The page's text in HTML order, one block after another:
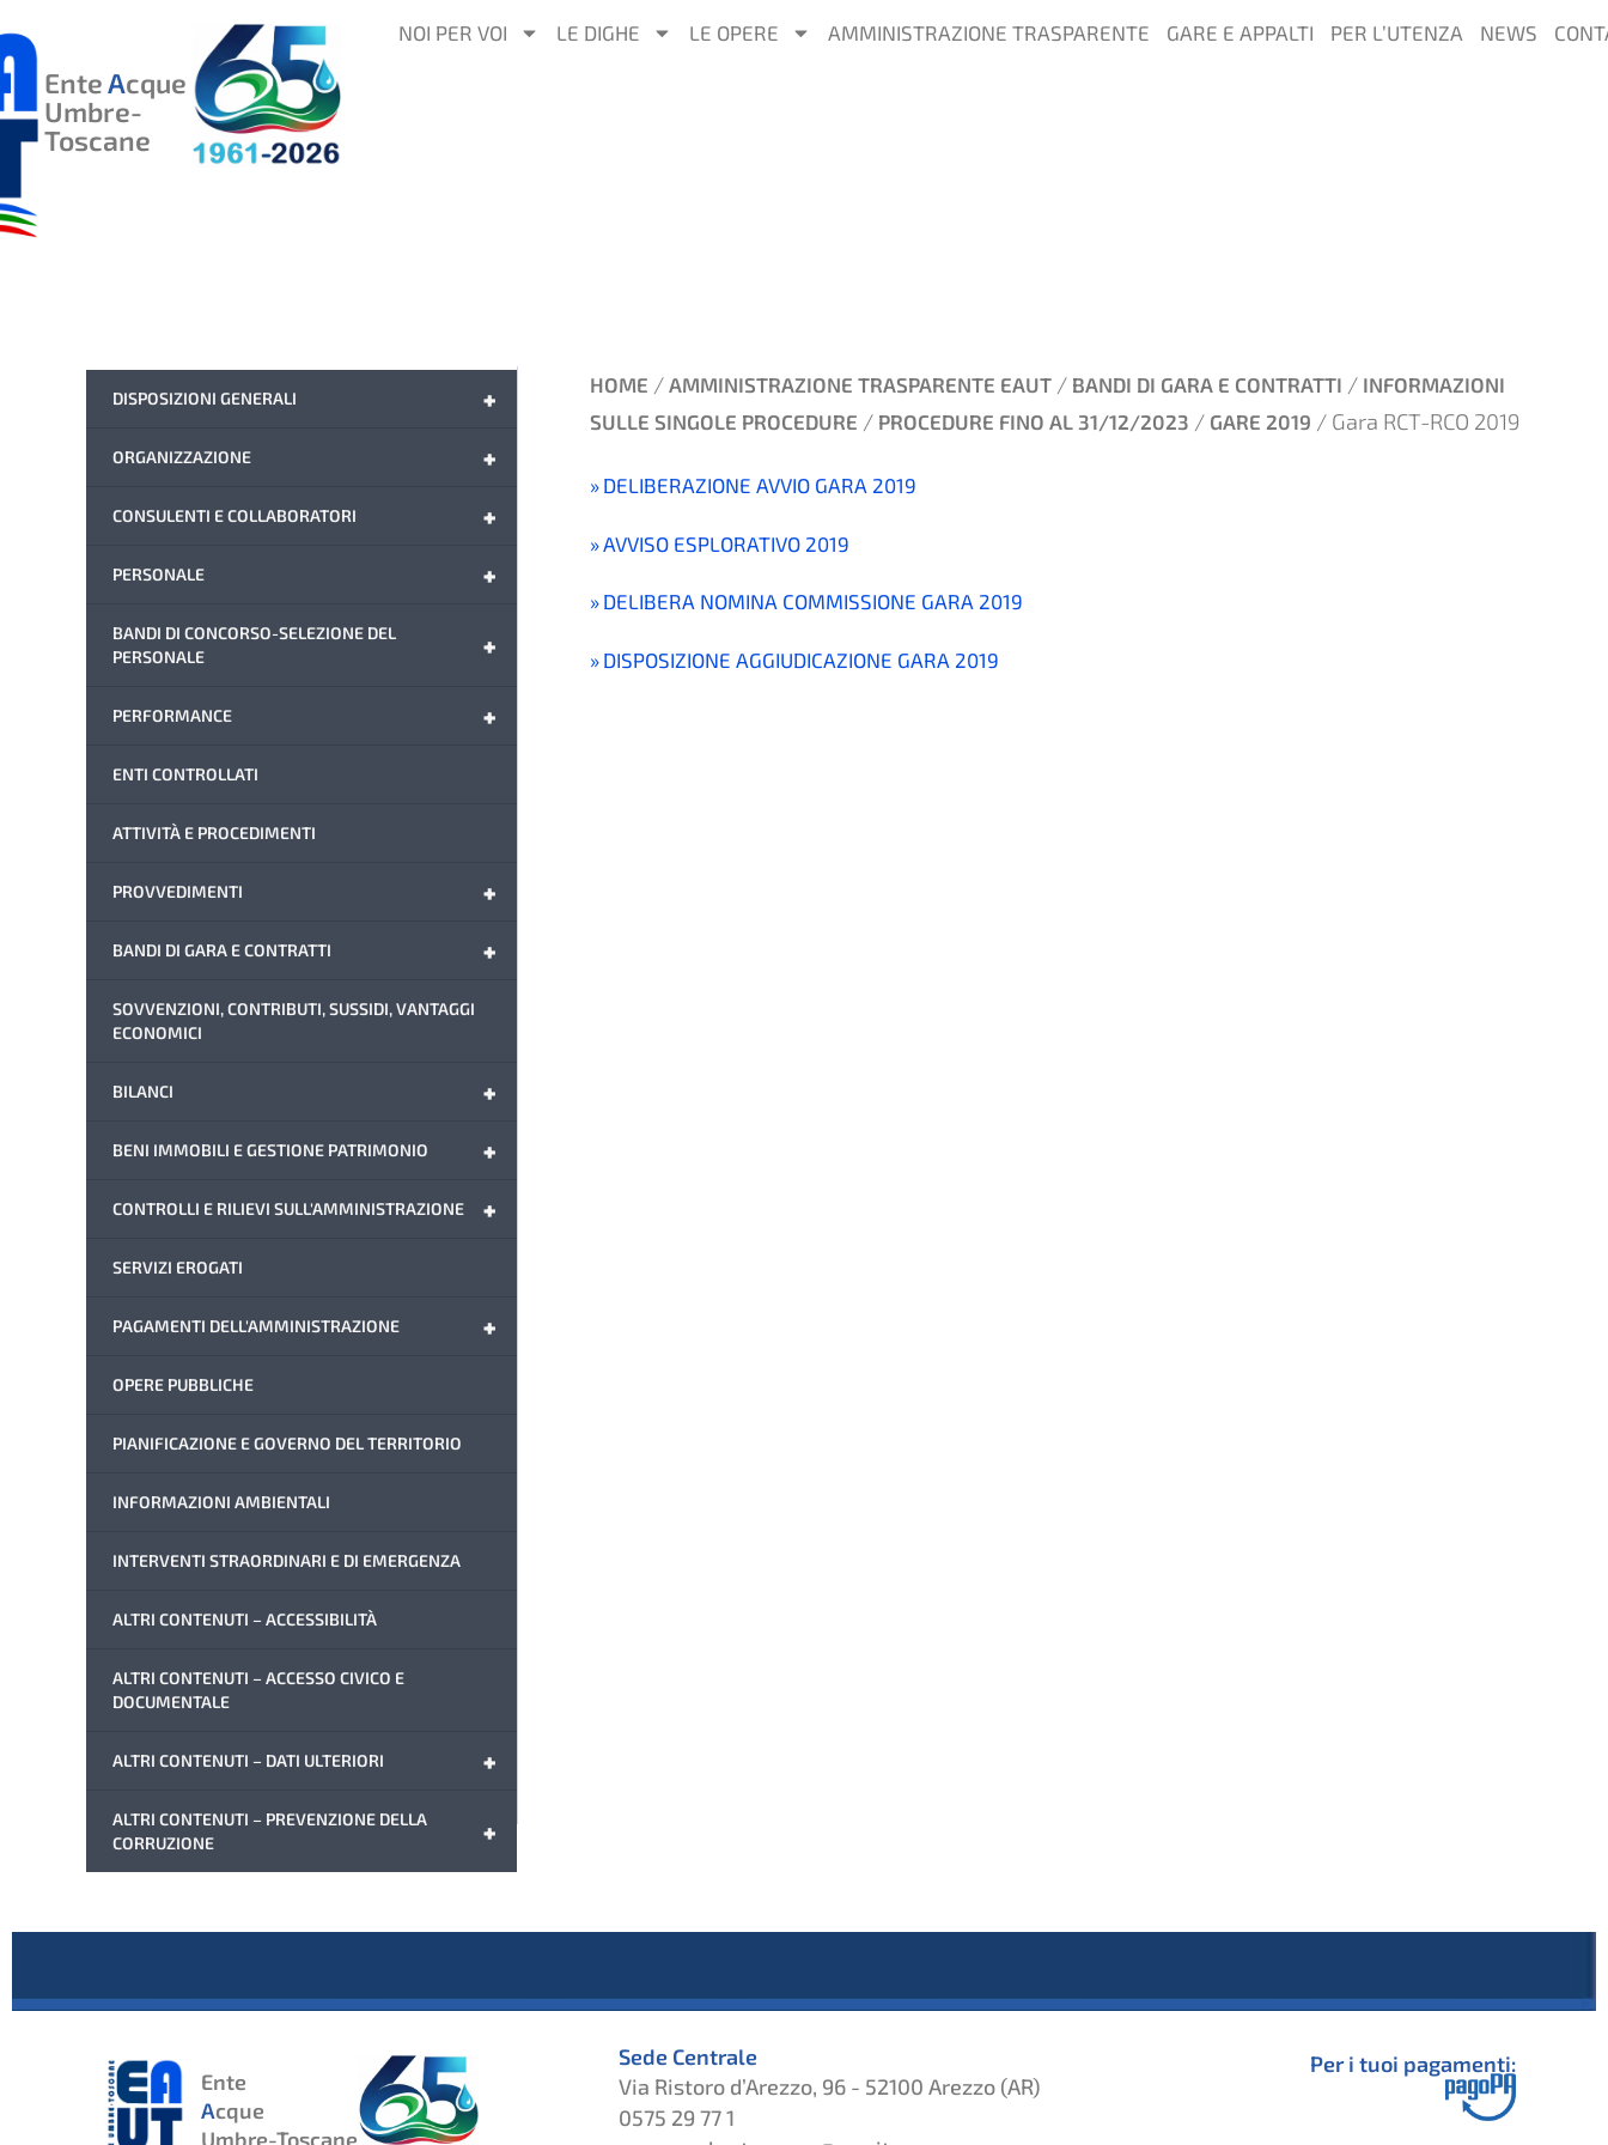
AL
CONTENUTO
EnteAcque
Umbre-
Toscane
NOI PER VOI LE DIGHE LE OPERE AMMINISTRAZIONE TRASPARENTE GARE E APPALTI PER L’UTENZA NEWS
+
DISPOSIZIONI GENERALI
+
ORGANIZZAZIONE
+
CONSULENTI E COLLABORATORI
+
PERSONALE
+
BANDI DI CONCORSO-SELEZIONE DEL
PERSONALE
+
PERFORMANCE
ENTI CONTROLLATI
ATTIVITÀ E PROCEDIMENTI
+
PROVVEDIMENTI
+
BANDI DI GARA E CONTRATTI
SOVVENZIONI, CONTRIBUTI, SUSSIDI, VANTAGGI
ECONOMICI
+
BILANCI
+
BENI IMMOBILI E GESTIONE PATRIMONIO
+
CONTROLLI E RILIEVI SULL'AMMINISTRAZIONE
SERVIZI EROGATI
+
PAGAMENTI DELL'AMMINISTRAZIONE
OPERE PUBBLICHE
PIANIFICAZIONE E GOVERNO DEL TERRITORIO
INFORMAZIONI AMBIENTALI
INTERVENTI STRAORDINARI E DI EMERGENZA
ALTRI CONTENUTI – ACCESSIBILITÀ
ALTRI CONTENUTI – ACCESSO CIVICO E
DOCUMENTALE
+
ALTRI CONTENUTI – DATI ULTERIORI
+
ALTRI CONTENUTI – PREVENZIONE DELLA
CORRUZIONE
HOME / AMMINISTRAZIONE TRASPARENTE EAUT / BANDI DI GARA E CONTRATTI / INFORMAZIONI
SULLE SINGOLE PROCEDURE / PROCEDURE FINO AL 31/12/2023 / GARE 2019 / Gara RCT-RCO 2019
DELIBERAZIONE AVVIO GARA 2019
AVVISO ESPLORATIVO 2019
DELIBERA NOMINA COMMISSIONE GARA 2019
DISPOSIZIONE AGGIUDICAZIONE GARA 2019
Ente
Acque
Umbre-Toscane
Sede Centrale
Via Ristoro d’Arezzo, 96 - 52100 Arezzo (AR)
0575 29 77 1
Per i tuoi pagamenti: